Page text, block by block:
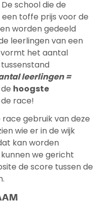
school die de
toffe prijs voor de
worden gedeeld
leerlingen van een
het aantal
leerlingen =
hoogste
race!
gebruik van deze
wie er in de wijk
kan worden
we gericht
de score tussen de